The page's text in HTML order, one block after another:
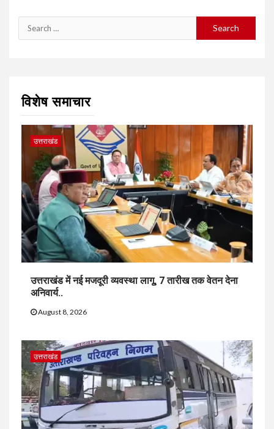
Search
for:
विशेष समाचार
उत्तराखंड
उत्तराखंड में नई मजदूरी व्यवस्था लागू, 7 तारीख तक वेतन देना
अनिवार्य..
August 8, 2026
उत्तराखंड